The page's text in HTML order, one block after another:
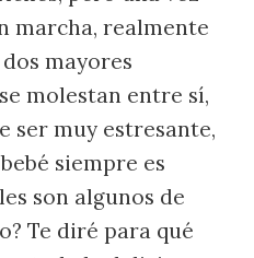
marcha, realmente
mayores
molestan entre sí,
ser muy estresante,
siempre es
son algunos de
Te diré para qué